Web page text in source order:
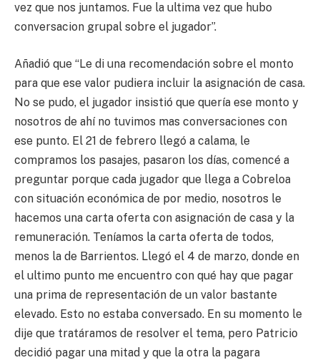
vez que nos juntamos. Fue la ultima vez que hubo
conversacion grupal sobre el jugador”.
Añadió que “Le di una recomendación sobre el monto
para que ese valor pudiera incluir la asignación de casa.
No se pudo, el jugador insistió que quería ese monto y
nosotros de ahí no tuvimos mas conversaciones con
ese punto. El 21 de febrero llegó a calama, le
compramos los pasajes, pasaron los días, comencé a
preguntar porque cada jugador que llega a Cobreloa
con situación económica de por medio, nosotros le
hacemos una carta oferta con asignación de casa y la
remuneración. Teníamos la carta oferta de todos,
menos la de Barrientos. Llegó el 4 de marzo, donde en
el ultimo punto me encuentro con qué hay que pagar
una prima de representación de un valor bastante
elevado. Esto no estaba conversado. En su momento le
dije que tratáramos de resolver el tema, pero Patricio
decidió pagar una mitad y que la otra la pagara